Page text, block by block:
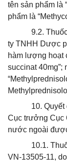
tên sản phẩm là
phẩm là
9.2.
ty TNHH Dược
hàm lượng hoạt
succinat
10.
Cục trưởng Cục
nước ngoài
10.1.
VN-13505-11,